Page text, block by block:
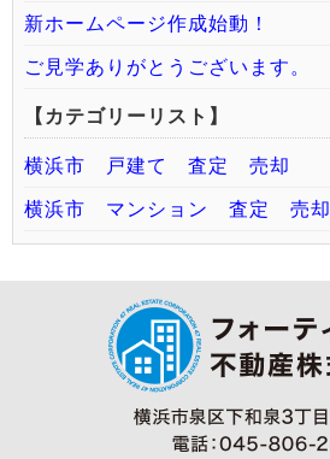
新ホームページ作成始動！
ご見学ありがとうございます。
【カテゴリーリスト】
横浜市 戸建て 査定 売却
横浜市 マンション 査定 売却